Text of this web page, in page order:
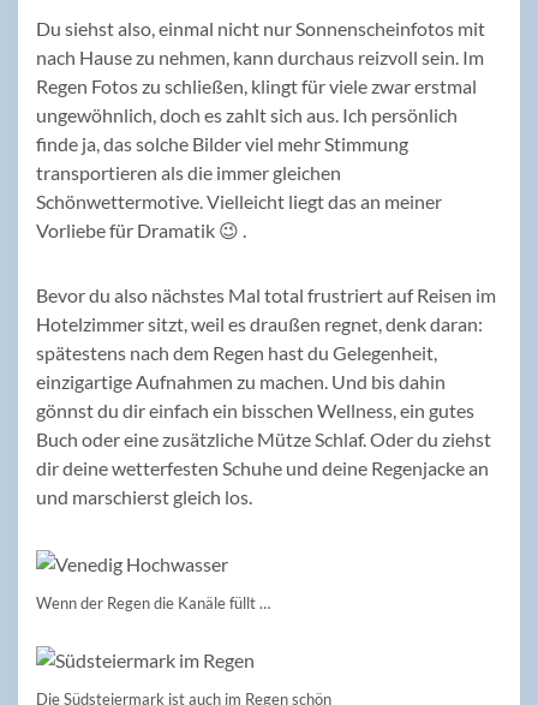
Du siehst also, einmal nicht nur Sonnenscheinfotos mit
nach Hause zu nehmen, kann durchaus reizvoll sein. Im
Regen Fotos zu schließen, klingt für viele zwar erstmal
ungewöhnlich, doch es zahlt sich aus. Ich persönlich
finde ja, das solche Bilder viel mehr Stimmung
transportieren als die immer gleichen
Schönwettermotive. Vielleicht liegt das an meiner
Vorliebe für Dramatik 😉 .
Bevor du also nächstes Mal total frustriert auf Reisen im
Hotelzimmer sitzt, weil es draußen regnet, denk daran:
spätestens nach dem Regen hast du Gelegenheit,
einzigartige Aufnahmen zu machen. Und bis dahin
gönnst du dir einfach ein bisschen Wellness, ein gutes
Buch oder eine zusätzliche Mütze Schlaf. Oder du ziehst
dir deine wetterfesten Schuhe und deine Regenjacke an
und marschierst gleich los.
Wenn der Regen die Kanäle füllt …
Die Südsteiermark ist auch im Regen schön